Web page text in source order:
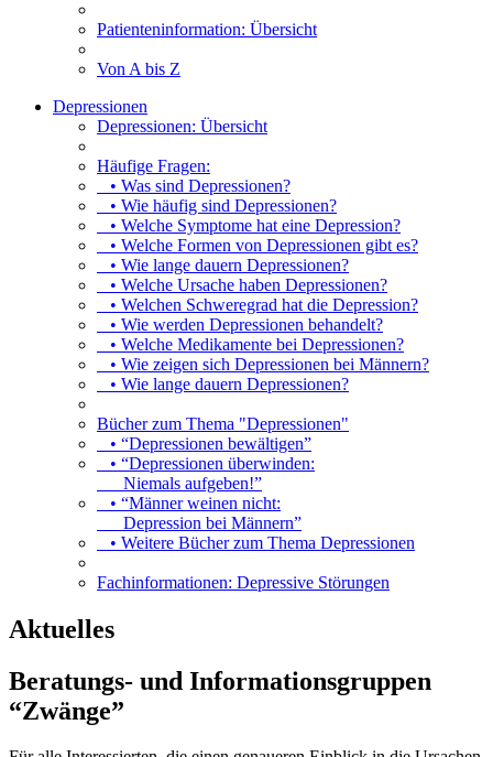
Patienteninformation: Übersicht
Von A bis Z
Depressionen
Depressionen: Übersicht
Häufige Fragen:
• Was sind Depressionen?
• Wie häufig sind Depressionen?
• Welche Symptome hat eine Depression?
• Welche Formen von Depressionen gibt es?
• Wie lange dauern Depressionen?
• Welche Ursache haben Depressionen?
• Welchen Schweregrad hat die Depression?
• Wie werden Depressionen behandelt?
• Welche Medikamente bei Depressionen?
• Wie zeigen sich Depressionen bei Männern?
• Wie lange dauern Depressionen?
Bücher zum Thema "Depressionen"
• “Depressionen bewältigen”
• “Depressionen überwinden:
Niemals aufgeben!”
• “Männer weinen nicht:
Depression bei Männern”
• Weitere Bücher zum Thema Depressionen
Fachinformationen: Depressive Störungen
Aktuelles
Beratungs- und Informationsgruppen
“Zwänge”